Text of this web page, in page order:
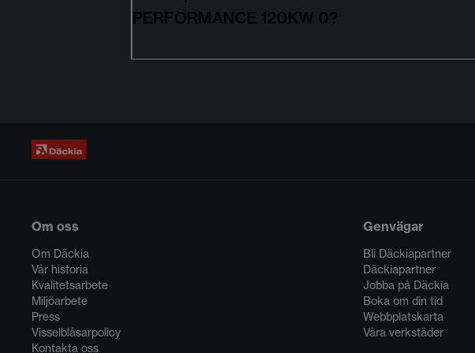
PERFORMANCE 120KW 0?
Om oss
Om Däckia
Vår historia
Kvalitetsarbete
Miljöarbete
Press
Visselblåsarpolicy
Kontakta oss
Genvägar
Bli Däckiapartner
Däckiapartner
Jobba på Däckia
Boka om din tid
Webbplatskarta
Våra verkstäder